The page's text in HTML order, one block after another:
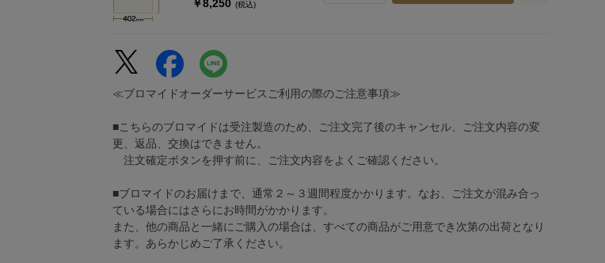
￥8,250 (税込)
≪ブロマイドオーダーサービスご利用の際のご注意事項≫
■こちらのブロマイドは受注製造のため、ご注文完了後のキャンセル、ご注文内容の変
更、返品、交換はできません。
注文確定ボタンを押す前に、ご注文内容をよくご確認ください。
■ブロマイドのお届けまで、通常２～３週間程度かかります。なお、ご注文が混み合っ
ている場合にはさらにお時間がかかります。
また、他の商品と一緒にご購入の場合は、すべての商品がご用意でき次第の出荷となり
ます。あらかじめご了承ください。